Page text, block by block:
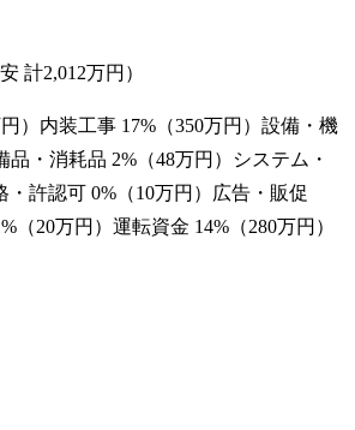
計2,012万円 ）
） 内装工事 17%（350万円 ） 設備・機
品・消耗品 2%（48万円 ）
システム・
・許認可 0%（10万円 ）
広告・販促
%（20万円 ） 運転資金 14%（280万円 ）